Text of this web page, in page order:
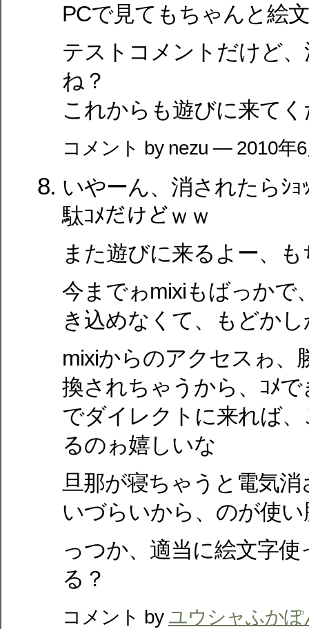
PCで見てもちゃんと絵
テストコメントだけど
ね？
これからも遊びに来て
コメント by nezu — 2010年
いやーん、消されたらｼ
駄ｺﾒだけどｗｗ
また遊びに来るよー、
今までゎmixiもばっかで
き込めなくて、もどか
mixiからのアクセスゎ、
換されちゃうから、ｺﾒ
でダイレクトに来れば
るのゎ嬉しいな
旦那が寝ちゃうと電気消
いづらいから、 のが使
っつか、適当に絵文字
る？
コメント by ユウシャふかぽ